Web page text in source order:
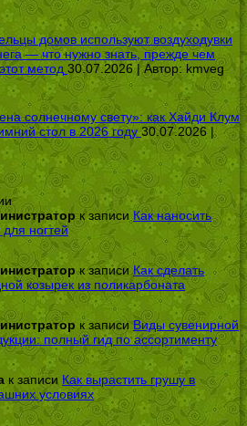
домов используют воздуходувки
— что нужно знать, прежде чем
метод 30.07.2026 | Автор: kmveg
солнечному свету»: как Хайди Клум
стол в 2026 году 30.07.2026 |
к записиКак наносить
для ногтей
к записиКак сделать
козырек из поликарбоната
к записиВиды сувенирной
полный гид по ассортименту
к записи Как вырастить грушу в
условиях